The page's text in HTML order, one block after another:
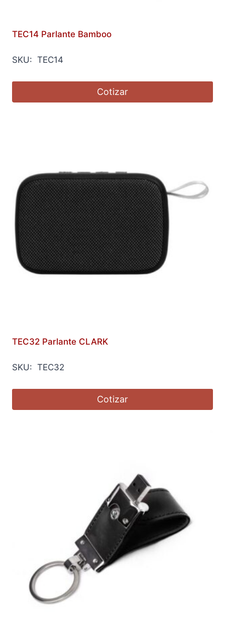
TEC14 Parlante Bamboo
SKU: TEC14
Cotizar
TEC32 Parlante CLARK
SKU: TEC32
Cotizar